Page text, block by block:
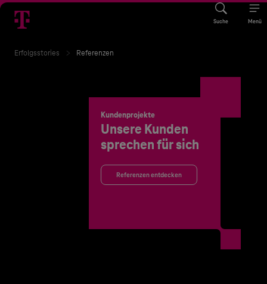
Suche Menü
Erfolgsstories Referenzen
Kundenprojekte
Unsere Kunden
sprechen für sich
Referenzen entdecken